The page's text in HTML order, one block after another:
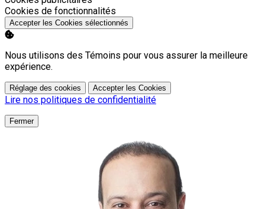
Activer
Cookies de fonctionnalités
Accepter les Cookies sélectionnés
Nous utilisons des Témoins pour vous assurer la meilleure
expérience.
Réglage des cookies Accepter les Cookies
Lire nos politiques de confidentialité
Fermer